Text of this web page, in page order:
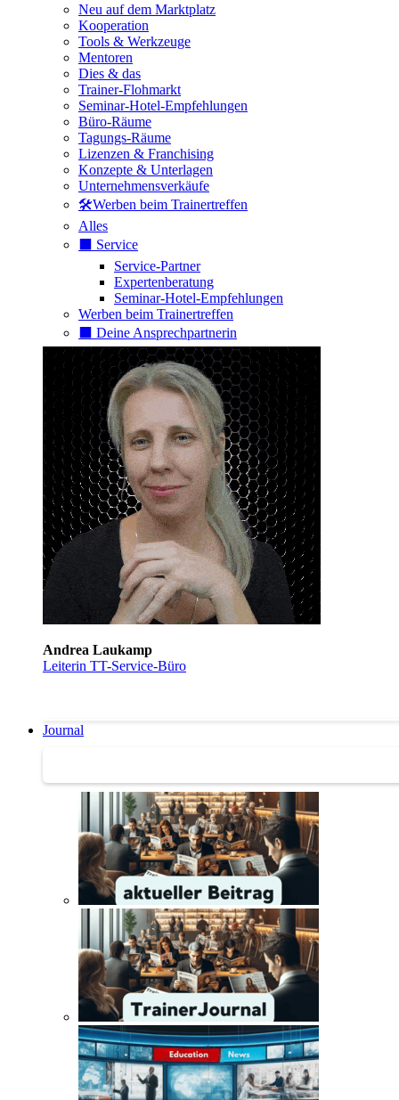
Neu auf dem Marktplatz
Kooperation
Tools & Werkzeuge
Mentoren
Dies & das
Trainer-Flohmarkt
Seminar-Hotel-Empfehlungen
Büro-Räume
Tagungs-Räume
Lizenzen & Franchising
Konzepte & Unterlagen
Unternehmensverkäufe
🛠️Werben beim Trainertreffen
Alles
⬛️ Service
Service-Partner
Expertenberatung
Seminar-Hotel-Empfehlungen
Werben beim Trainertreffen
⬛️ Deine Ansprechpartnerin
Andrea Laukamp
Leiterin TT-Service-Büro
Journal